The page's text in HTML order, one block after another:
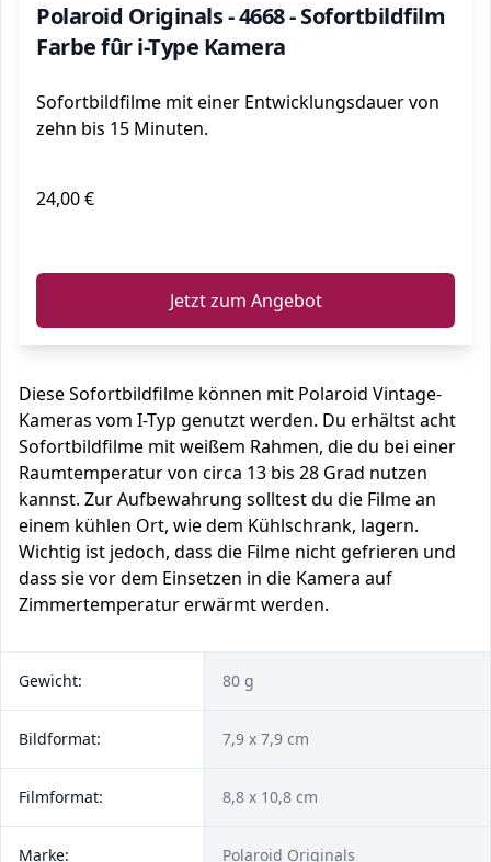
Polaroid Originals - 4668 - Sofortbildfilm
Farbe fûr i-Type Kamera
Sofortbildfilme mit einer Entwicklungsdauer von
zehn bis 15 Minuten.
24,00 €
Jetzt zum Angebot
Diese Sofortbildfilme können mit Polaroid Vintage-
Kameras vom I-Typ genutzt werden. Du erhältst acht
Sofortbildfilme mit weißem Rahmen, die du bei einer
Raumtemperatur von circa 13 bis 28 Grad nutzen
kannst. Zur Aufbewahrung solltest du die Filme an
einem kühlen Ort, wie dem Kühlschrank, lagern.
Wichtig ist jedoch, dass die Filme nicht gefrieren und
dass sie vor dem Einsetzen in die Kamera auf
Zimmertemperatur erwärmt werden.
Gewicht: 80 g
Bildformat: 7,9 x 7,9 cm
Filmformat: 8,8 x 10,8 cm
Marke: Polaroid Originals